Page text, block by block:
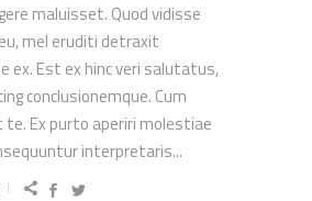
maluisset. Quod vidisse
mel eruditi detraxit
ex. Est ex hinc veri salutatus,
conclusionemque. Cum
Ex purto aperiri molestiae
interpretaris...